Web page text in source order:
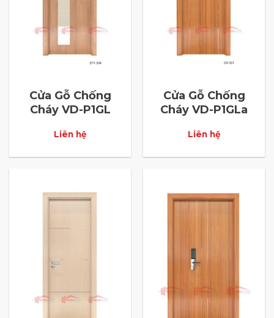
Cửa Gỗ Chống
Cháy VD-P1GL
Liên hệ
Cửa Gỗ Chống
Cháy VD-P1GLa
Liên hệ